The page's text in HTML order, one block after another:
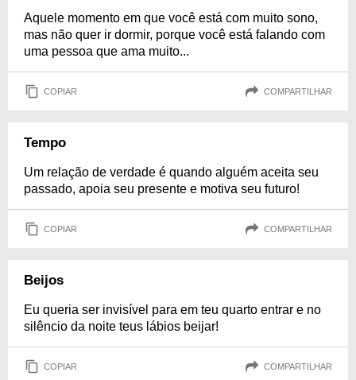
Aquele momento em que você está com muito sono,
mas não quer ir dormir, porque você está falando com
uma pessoa que ama muito...
COPIAR COMPARTILHAR
Tempo
Um relação de verdade é quando alguém aceita seu
passado, apoia seu presente e motiva seu futuro!
COPIAR COMPARTILHAR
Beijos
Eu queria ser invisível para em teu quarto entrar e no
silêncio da noite teus lábios beijar!
COPIAR COMPARTILHAR